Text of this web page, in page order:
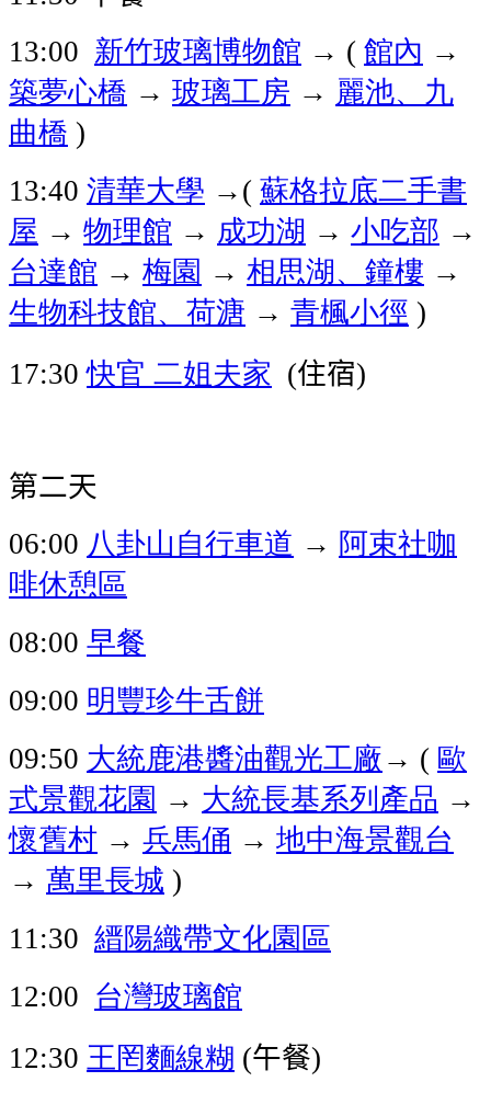
13:00 新竹玻璃博物館 → ( 館內 →
築夢心橋 → 玻璃工房 → 麗池、九
曲橋 )
13:40 清華大學 → ( 蘇格拉底二手書
屋 → 物理館 → 成功湖 → 小吃部 →
台達館 → 梅園 → 相思湖、鐘樓 →
生物科技館、荷溏 → 青楓小徑 )
17:30快官 二姐夫家 (住宿)
第二天
06:00 八卦山自行車道 → 阿束社咖
啡休憩區
08:00 早餐
09:00 明豐珍牛舌餅
09:50 大統鹿港醬油觀光工廠→ ( 歐
式景觀花園 → 大統長基系列產品 →
懷舊村 → 兵馬俑 → 地中海景觀台
→ 萬里長城 )
11:30 縉陽織帶文化園區
12:00 台灣玻璃館
12:30 王罔麵線糊 (午餐)